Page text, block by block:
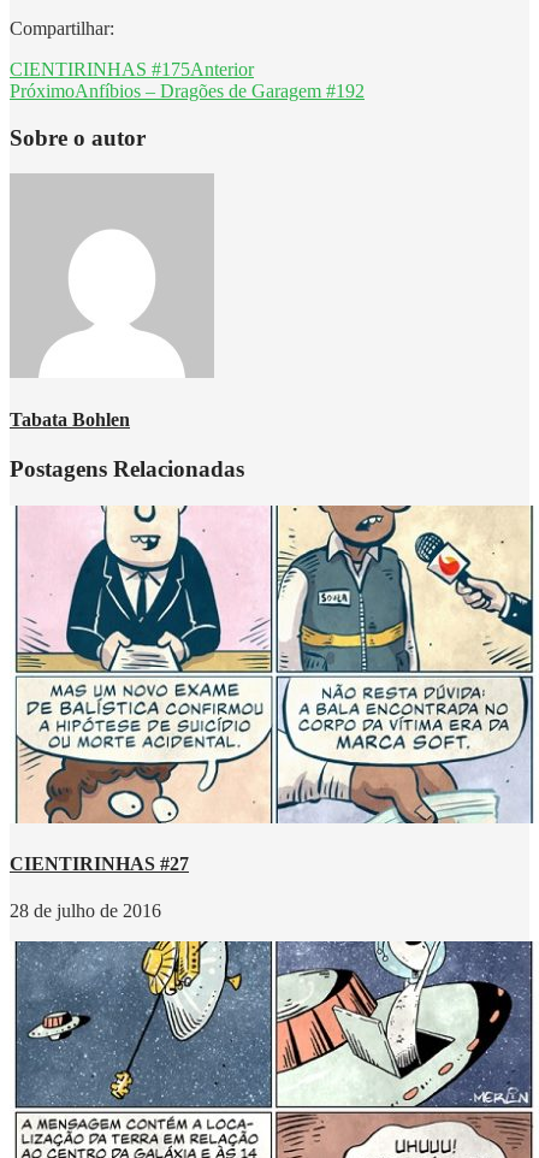
Compartilhar:
CIENTIRINHAS #175Anterior
PróximoAnfíbios – Dragões de Garagem #192
Sobre o autor
Tabata Bohlen
Postagens Relacionadas
CIENTIRINHAS #27
28 de julho de 2016